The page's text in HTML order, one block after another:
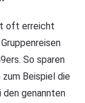
oft erreicht
So sparen
Beispiel die
den genannten